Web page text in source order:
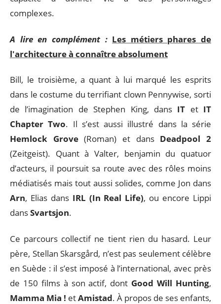
complexes.
A lire en complément : Les métiers phares de
l'architecture à connaître absolument
Bill, le troisième, a quant à lui marqué les esprits
dans le costume du terrifiant clown Pennywise, sorti
de l’imagination de Stephen King, dans IT et IT
Chapter Two. Il s’est aussi illustré dans la série
Hemlock Grove(Roman) et dans Deadpool 2
(Zeitgeist). Quant à Valter, benjamin du quatuor
d’acteurs, il poursuit sa route avec des rôles moins
médiatisés mais tout aussi solides, comme Jon dans
Arn, Elias dans IRL (In Real Life), ou encore Lippi
dansSvartsjon.
Ce parcours collectif ne tient rien du hasard. Leur
père, Stellan Skarsgård, n’est pas seulement célèbre
en Suède : il s’est imposé à l’international, avec près
de 150 films à son actif, dont Good Will Hunting,
Mamma Mia ! etAmistad. À propos de ses enfants,